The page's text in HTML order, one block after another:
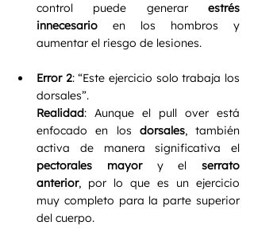
control puede generar estrés
innecesario en los hombros y
aumentar el riesgo de lesiones.
Error 2: “Este ejercicio solo trabaja los
dorsales”.
Realidad: Aunque el pull over está
enfocado en los dorsales, también
pectorales mayor y el serrato
anterior, por lo que es un ejercicio
muy completo para la parte superior
del cuerpo.